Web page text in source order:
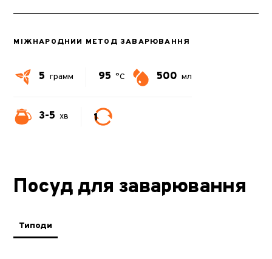
МІЖНАРОДНИЙ МЕТОД ЗАВАРЮВАННЯ
5 грамм 95 °C 500 мл
3-5 хв 1
Посуд для заварювання
Типоди